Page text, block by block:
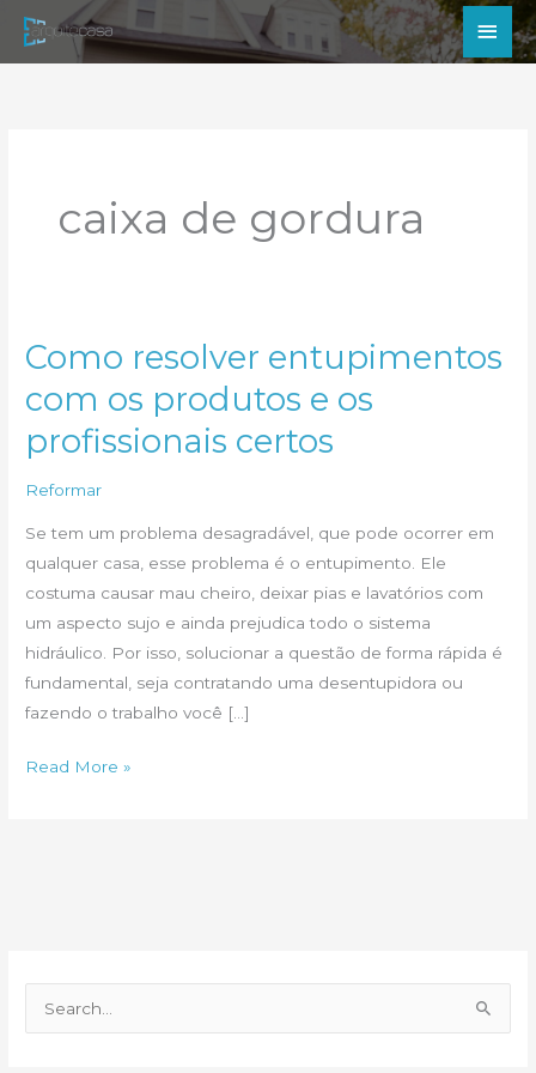
para
caixa de gordura
Como resolver entupimentos
com os produtos e os
profissionais certos
Reformar
Se tem um problema desagradável, que pode ocorrer em
qualquer casa, esse problema é o entupimento. Ele
costuma causar mau cheiro, deixar pias e lavatórios com
um aspecto sujo e ainda prejudica todo o sistema
hidráulico. Por isso, solucionar a questão de forma rápida é
fundamental, seja contratando uma desentupidora ou
fazendo o trabalho você […]
Como
profissionais
certos
Read More »
e